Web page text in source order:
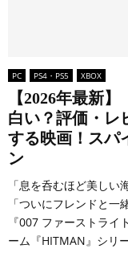
PC PS4・PS5 XBOX
【2026年最新
白い？評価・レ
する映画！スパ
ン
「息を呑むほど美しい
「ついにフレンドと一
『007 ファーストラ
ーム『HITMAN』シリ